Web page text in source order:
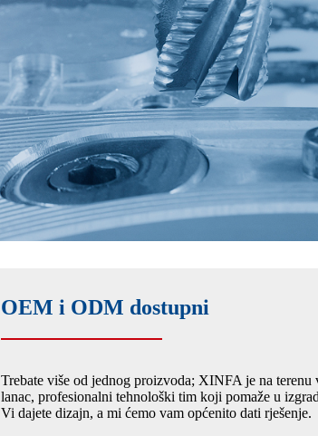
OEM i ODM dostupni
Trebate više od jednog proizvoda; XINFA je na
lanac, profesionalni tehnološki tim koji pomaže u
Vi dajete dizajn, a mi ćemo vam općenito dati rješenje.